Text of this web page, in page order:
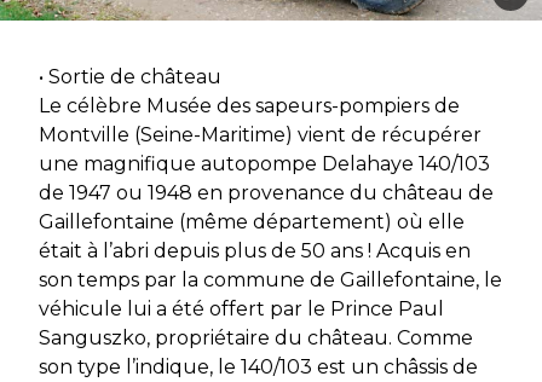
• Sortie de château
Le célèbre Musée des sapeurs-pompiers de
Montville (Seine-Maritime) vient de récupérer
une magnifique autopompe Delahaye 140/103
de 1947 ou 1948 en provenance du château de
Gaillefontaine (même département) où elle
était à l’abri depuis plus de 50 ans ! Acquis en
son temps par la commune de Gaillefontaine, le
véhicule lui a été offert par le Prince Paul
Sanguszko, propriétaire du château. Comme
son type l’indique, le 140/103 est un châssis de